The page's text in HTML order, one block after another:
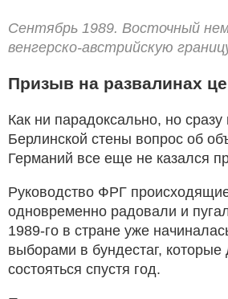
Сентябрь 1989. Восточный
венгерско-австрийскую
Призыв на развалинах
Как ни парадоксально, но
Берлинской стены вопрос об
Германий все еще не казался
Руководство ФРГ
одновременно радовали и
1989-го в стране уже
выборами в бундестаг,
состояться спустя год.